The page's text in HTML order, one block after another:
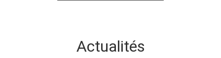
Actualités